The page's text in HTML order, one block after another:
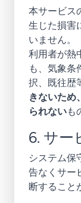
本サービス
生じた損害
いません。
利用者が熱
も、気象条
択、既往歴
きないため
られないも
6. サー
システム保
告なくサー
断すること